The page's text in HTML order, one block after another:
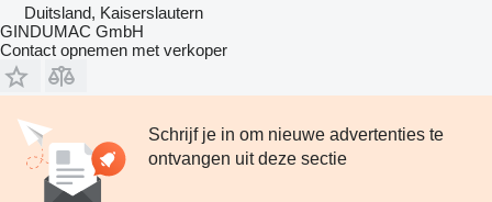
Duitsland, Kaiserslautern
GINDUMAC GmbH
Contact opnemen met verkoper
Schrijf je in om nieuwe advertenties te
ontvangen uit deze sectie